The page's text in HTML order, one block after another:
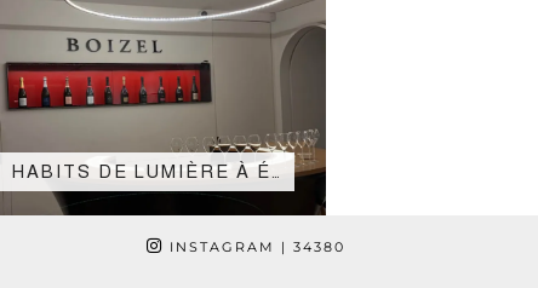
HABITS DE LUMIÈRE À É…
INSTAGRAM | 34380